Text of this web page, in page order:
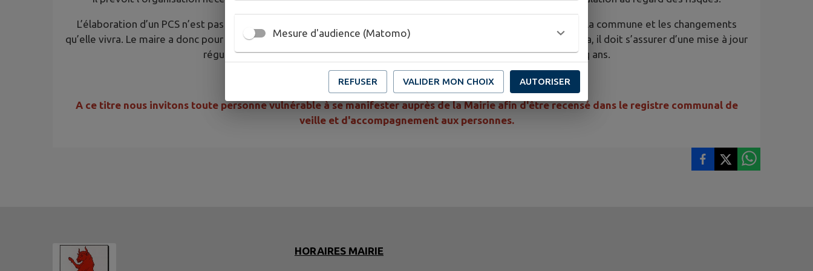
L’élaboration d’un PCS n’est pas un aboutissement, mais la naissance d’une organisation qui doit évoluer avec la commune et les changements
qu’elle vivra. Le maire a donc pour responsabilité de maintenir l’opérationnalité du PCS de sa commune. Pour cela, il doit s’assurer d’une mise à jour
régulière des documents PCS, sachant que le délai de révision ne peut excéder cinq ans.
Le PCS est actuellement en cours de révision et d'ajustement.
A ce titre nous invitons toute personne vulnérable à se manifester auprès de la Mairie afin d'être recensé dans le registre communal de
veille et d'accompagnement aux personnes.
HORAIRES MAIRIE
Mesure d'audience (Matomo)
REFUSER VALIDER MON CHOIX AUTORISER